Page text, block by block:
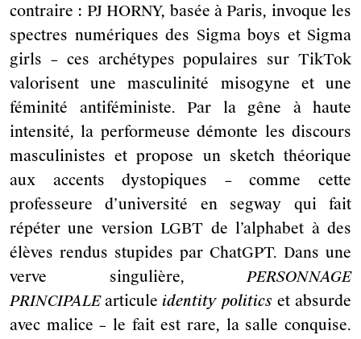
contraire : PJ HORNY, basée à Paris, invoque les
spectres numériques des Sigma boys et Sigma
girls – ces archétypes populaires sur TikTok
valorisent une masculinité misogyne et une
féminité antiféministe. Par la gêne à haute
intensité, la performeuse démonte les discours
masculinistes et propose un sketch théorique
aux accents dystopiques – comme cette
professeure d’université en segway qui fait
répéter une version LGBT de l’alphabet à des
élèves rendus stupides par ChatGPT. Dans une
verve singulière,PERSONNAGE
PRINCIPALEarticule identity politics et absurde
avec malice – le fait est rare, la salle conquise.